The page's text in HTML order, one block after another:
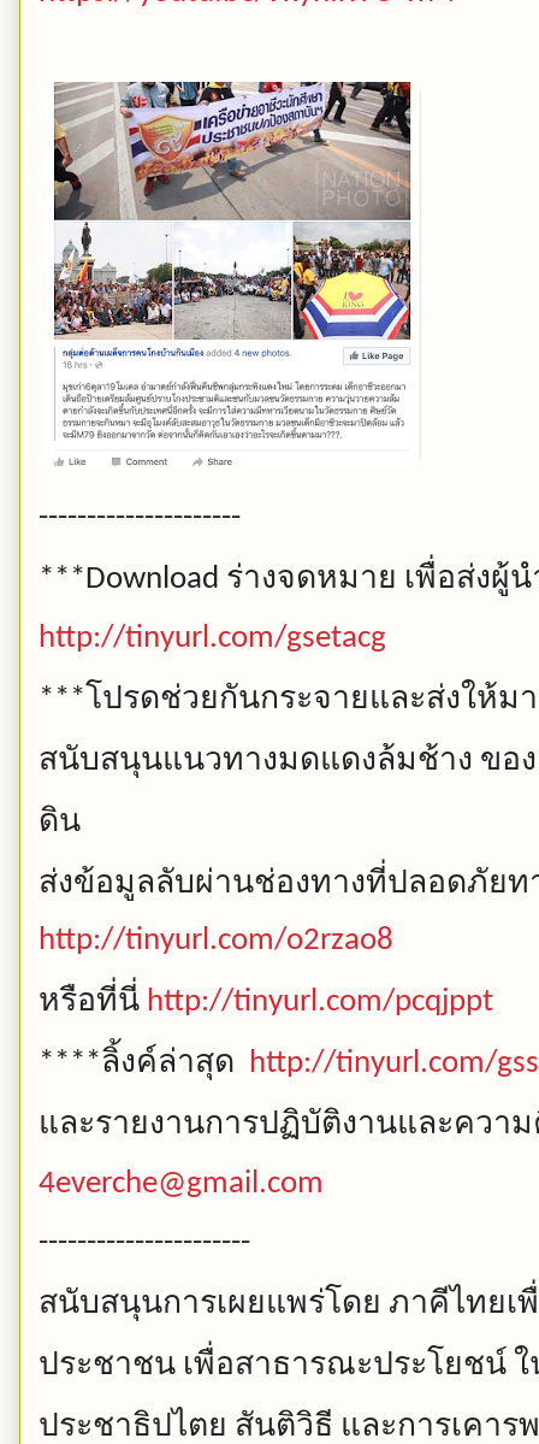
---------------------
***Download ร่างจดหมาย เพื่อส่งผู้
http://tinyurl.com/gsetacg
***โปรดช่วยกันกระจายและส่งให้ม
สนับสนุนแนวทางมดแดงล้มช้าง ของ
ดิน
ส่งข้อมูลลับผ่านช่องทางที่ปลอดภัยท
http://tinyurl.com/o2rzao8
หรือที่นี่ http://tinyurl.com/pcqjppt
****ลิ้งค์ล่าสุด http://tinyurl.com/
และรายงานการปฏิบัติงานและควา
4everche@gmail.com
----------------------
สนับสนุนการเผยแพร่โดย ภาคีไทยเ
ประชาชน เพื่อสาธารณะประโยชน์ ใ
ประชาธิปไตย สันติวิธี และการเคา